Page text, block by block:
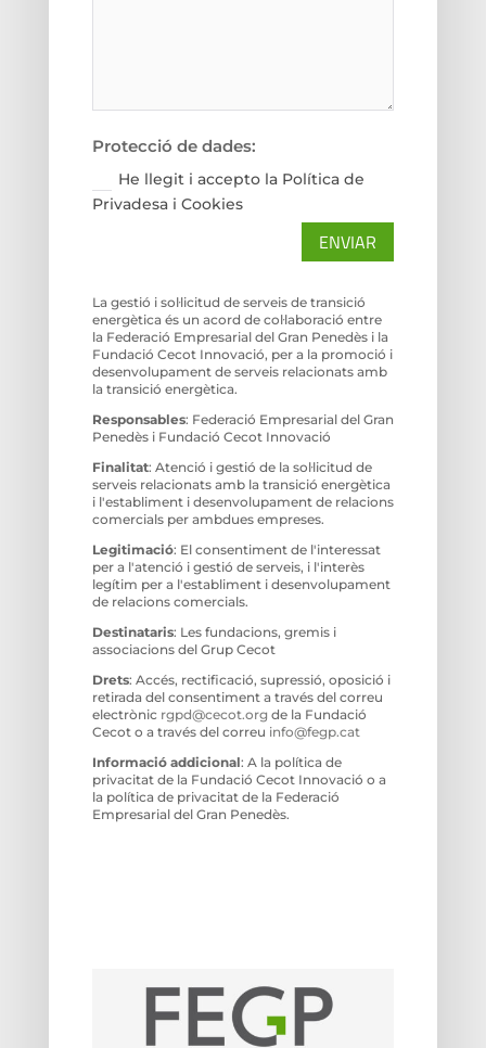
Protecció de dades:
He llegit i accepto la Política de
Privadesa i Cookies
ENVIAR
La gestió i sol·licitud de serveis de transició
energètica és un acord de col·laboració entre
la Federació Empresarial del Gran Penedès i la
Fundació Cecot Innovació, per a la promoció i
desenvolupament de serveis relacionats amb
la transició energètica.
Responsables: Federació Empresarial del Gran
Penedès i Fundació Cecot Innovació
Finalitat: Atenció i gestió de la sol·licitud de
serveis relacionats amb la transició energètica
i l'establiment i desenvolupament de relacions
comercials per ambdues empreses.
Legitimació: El consentiment de l'interessat
per a l'atenció i gestió de serveis, i l'interès
legítim per a l'establiment i desenvolupament
de relacions comercials.
Destinataris: Les fundacions, gremis i
associacions del Grup Cecot
Drets: Accés, rectificació, supressió, oposició i
retirada del consentiment a través del correu
electrònic rgpd@cecot.org de la Fundació
Cecot o a través del correu info@fegp.cat
Informació addicional: A la política de
privacitat de la Fundació Cecot Innovació o a
la política de privacitat de la Federació
Empresarial del Gran Penedès.